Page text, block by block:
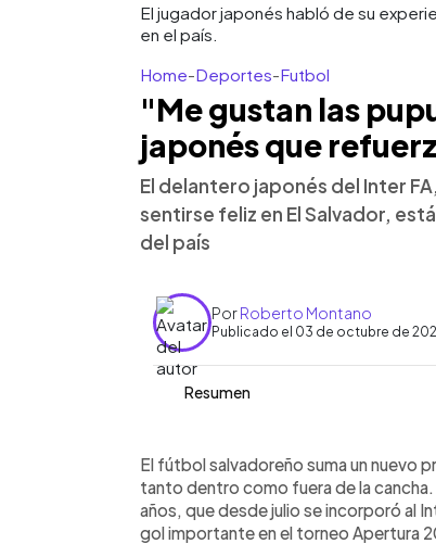
El jugador japonés habló de su
en el país.
Home-Deportes-Futbol
"Me gustan las
japonés que
El delantero japonés del Inter
sentirse feliz en El Salvador,
del país
PorRoberto Montano
Publicado el 03 de octubre de
Resumen
Escuchar artículo
El delantero japonés Kou
sensación del Inter FA en el
debutó el 2 de agosto frente a
septiembre en la victoria 2-0
El fútbol salvadoreño suma un nuevo
tanto dentro como fuera de la
años, que desde julio se incorporó al
gol importante en el torneo Apertura